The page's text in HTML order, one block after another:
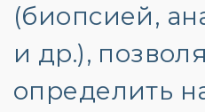
(биопсией,
и др.),
определить